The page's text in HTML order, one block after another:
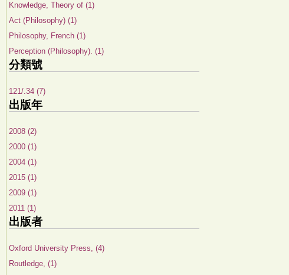
Knowledge, Theory of (1)
Act (Philosophy) (1)
Philosophy, French (1)
Perception (Philosophy). (1)
分類號
121/.34 (7)
出版年
2008 (2)
2000 (1)
2004 (1)
2015 (1)
2009 (1)
2011 (1)
出版者
Oxford University Press, (4)
Routledge, (1)